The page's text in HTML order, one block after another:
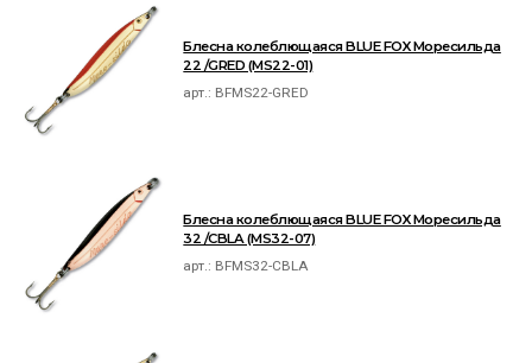
Блесна колеблющаяся BLUE FOX Моресильда
22 /GRED (MS22-01)
арт.: BFMS22-GRED
Блесна колеблющаяся BLUE FOX Моресильда
32 /CBLA (MS32-07)
арт.: BFMS32-CBLA